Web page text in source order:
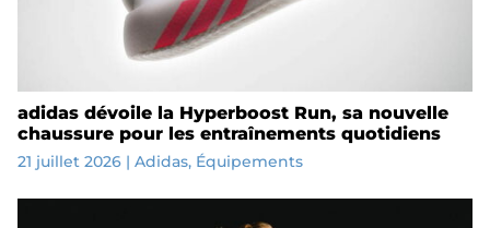
adidas dévoile la Hyperboost Run, sa nouvelle
chaussure pour les entraînements quotidiens
21 juillet 2026| Adidas, Équipements